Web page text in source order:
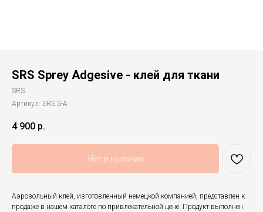
SRS Sprey Adgesive - клей для ткани
SRS
Артикул: SRS S-A
4 900 р.
Нет в наличии
Аэрозольный клей, изготовленный немецкой компанией, представлен к
продаже в нашем каталоге по привлекательной цене. Продукт выполнен